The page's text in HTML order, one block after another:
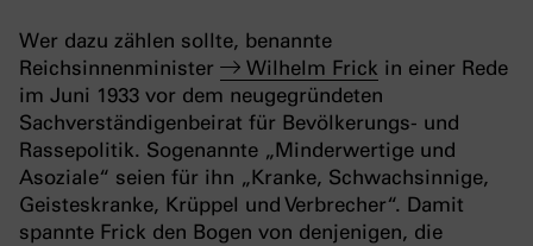
Wer dazu zählen sollte, benannte
Reichsinnenminister
Wilhelm Frick in einer Rede
im Juni 1933 vor dem neugegründeten
Sachverständigenbeirat für Bevölkerungs- und
Rassepolitik. Sogenannte „Minderwertige und
Asoziale“ seien für ihn „Kranke, Schwachsinnige,
Geisteskranke, Krüppel und Verbrecher“. Damit
spannte Frick den Bogen von denjenigen, die